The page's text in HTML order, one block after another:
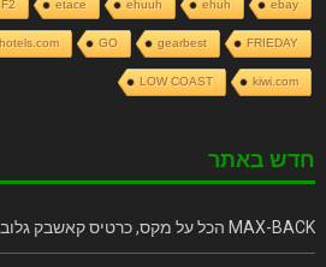
ebay
ehuh
ehuuh
etace
F2
FRIEDAY
gearbest
GO
hotels.com
kiwi.com
LOW COAST
חדש באתר
MAX-BACK הכל על מקס, כרטיס קאשבק גלובלי Total Pay Back